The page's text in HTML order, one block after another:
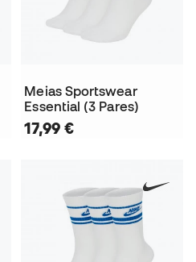
Meias Sportswear
Essential (3 Pares)
17,99 €